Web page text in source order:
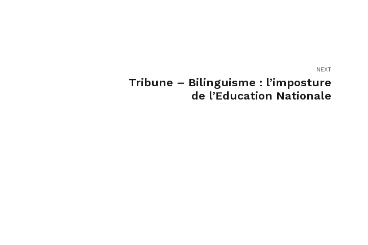
NEXT
Tribune – Bilinguisme : l’imposture
de l’Education Nationale